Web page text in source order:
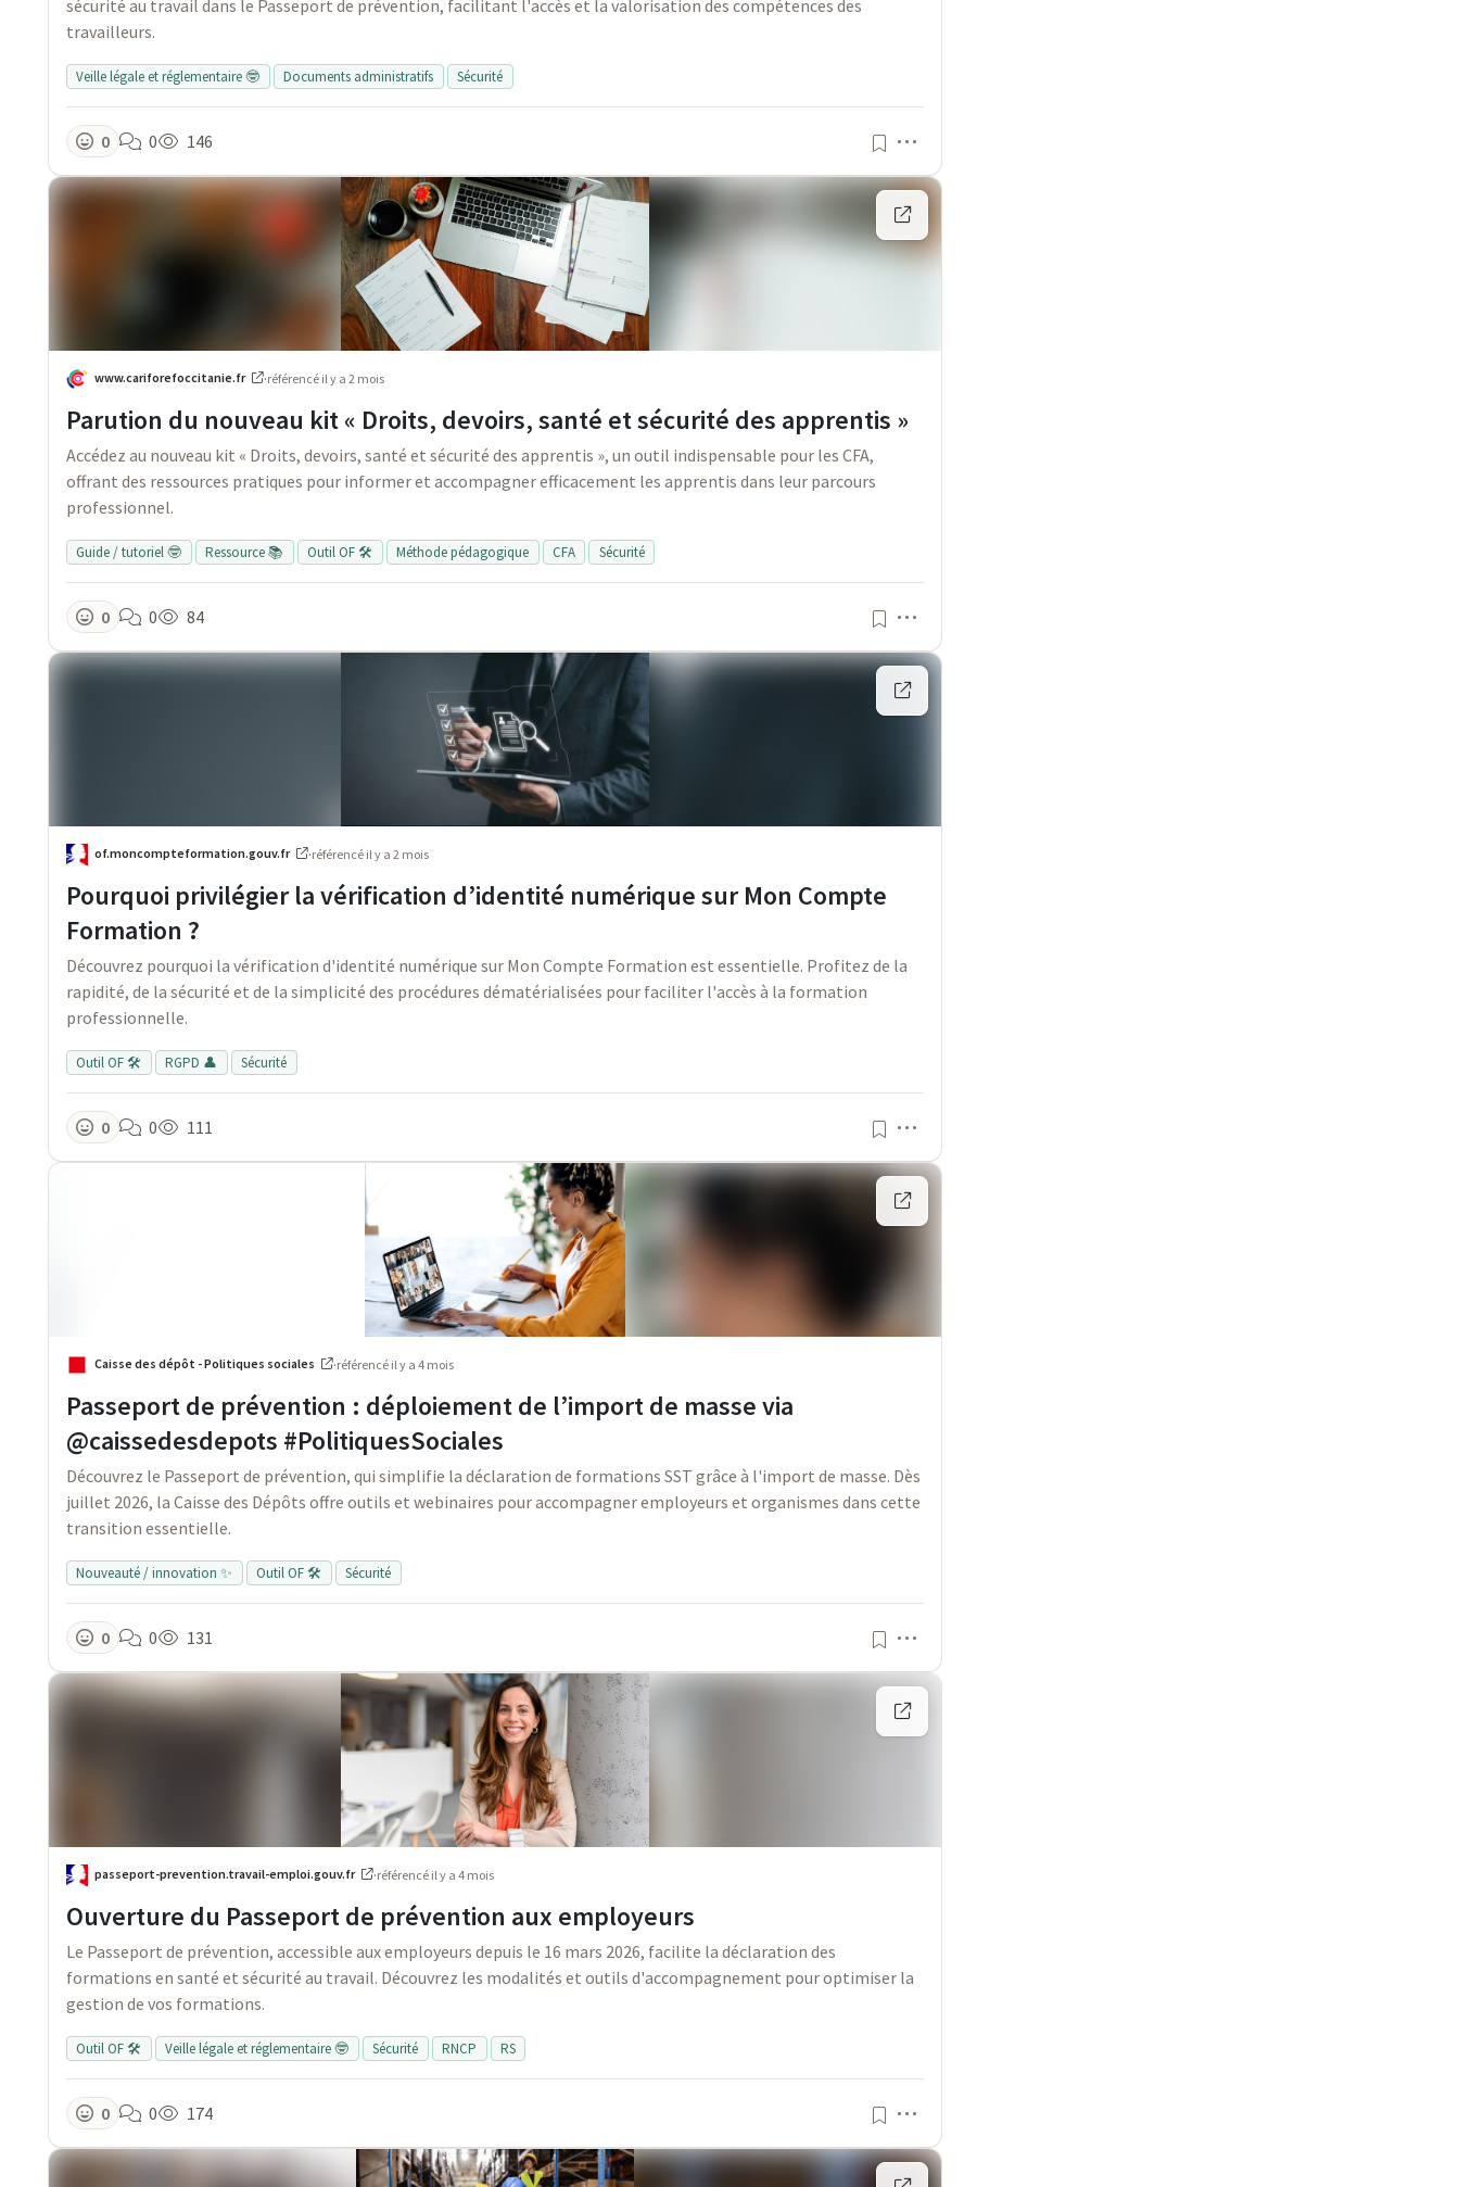
sécurité au travail dans le Passeport de prévention, facilitant l'accès et la valorisation des compétences des
travailleurs.
Veille légale et réglementaire 🤓 Documents administratifs Sécurité
0 0 146
www.cariforefoccitanie.fr ·référencé il y a 2 mois
Parution du nouveau kit « Droits, devoirs, santé et sécurité des apprentis »
Accédez au nouveau kit « Droits, devoirs, santé et sécurité des apprentis », un outil indispensable pour les CFA,
offrant des ressources pratiques pour informer et accompagner efficacement les apprentis dans leur parcours
professionnel.
Guide / tutoriel 🤓 Ressource 📚 Outil OF 🛠️ Méthode pédagogique CFA Sécurité
0 0 84
of.moncompteformation.gouv.fr ·référencé il y a 2 mois
Pourquoi privilégier la vérification d’identité numérique sur Mon Compte
Formation ?
Découvrez pourquoi la vérification d'identité numérique sur Mon Compte Formation est essentielle. Profitez de la
rapidité, de la sécurité et de la simplicité des procédures dématérialisées pour faciliter l'accès à la formation
professionnelle.
Outil OF 🛠️ RGPD 👤 Sécurité
0 0 111
Caisse des dépôt - Politiques sociales ·référencé il y a 4 mois
Passeport de prévention : déploiement de l’import de masse via
@caissedesdepots #PolitiquesSociales
Découvrez le Passeport de prévention, qui simplifie la déclaration de formations SST grâce à l'import de masse. Dès
juillet 2026, la Caisse des Dépôts offre outils et webinaires pour accompagner employeurs et organismes dans cette
transition essentielle.
Nouveauté / innovation ✨ Outil OF 🛠️ Sécurité
0 0 131
passeport-prevention.travail-emploi.gouv.fr ·référencé il y a 4 mois
Ouverture du Passeport de prévention aux employeurs
Le Passeport de prévention, accessible aux employeurs depuis le 16 mars 2026, facilite la déclaration des
formations en santé et sécurité au travail. Découvrez les modalités et outils d'accompagnement pour optimiser la
gestion de vos formations.
Outil OF 🛠️ Veille légale et réglementaire 🤓 Sécurité RNCP RS
0 0 174